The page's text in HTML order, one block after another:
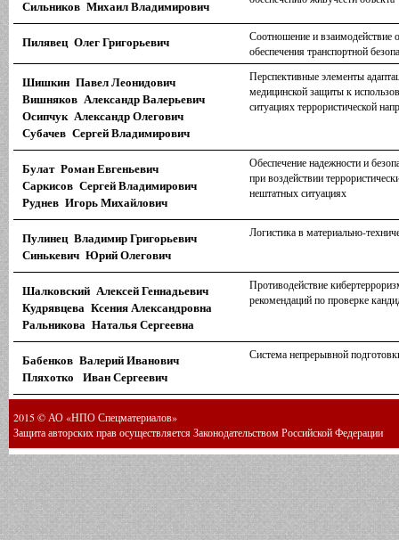
Сильников Михаил Владимирович
Пилявец Олег Григорьевич
Соотношение и взаимодействие
обеспечения транспортной
Шишкин Павел Леонидович
Вишняков Александр Валерьевич
Осипчук Александр Олегович
Субачев Сергей Владимирович
Перспективные элементы
медицинской защиты к
ситуациях террористической
Булат Роман Евгеньевич
Саркисов Сергей Владимирович
Руднев Игорь Михайлович
Обеспечение надежности и
при воздействии
нештатных ситуациях
Пулинец Владимир Григорьевич
Синькевич Юрий Олегович
Логистика в материально-
Шалковский Алексей Геннадьевич
Кудрявцева Ксения Александровна
Ральникова Наталья Сергеевна
Противодействие
рекомендаций по проверке
Бабенков Валерий Иванович
Пляхотко Иван Сергеевич
Система непрерывной
2015 © АО «НПО Спецматериалов»
Защита авторских прав осуществляется Законодательством Российской Федерации